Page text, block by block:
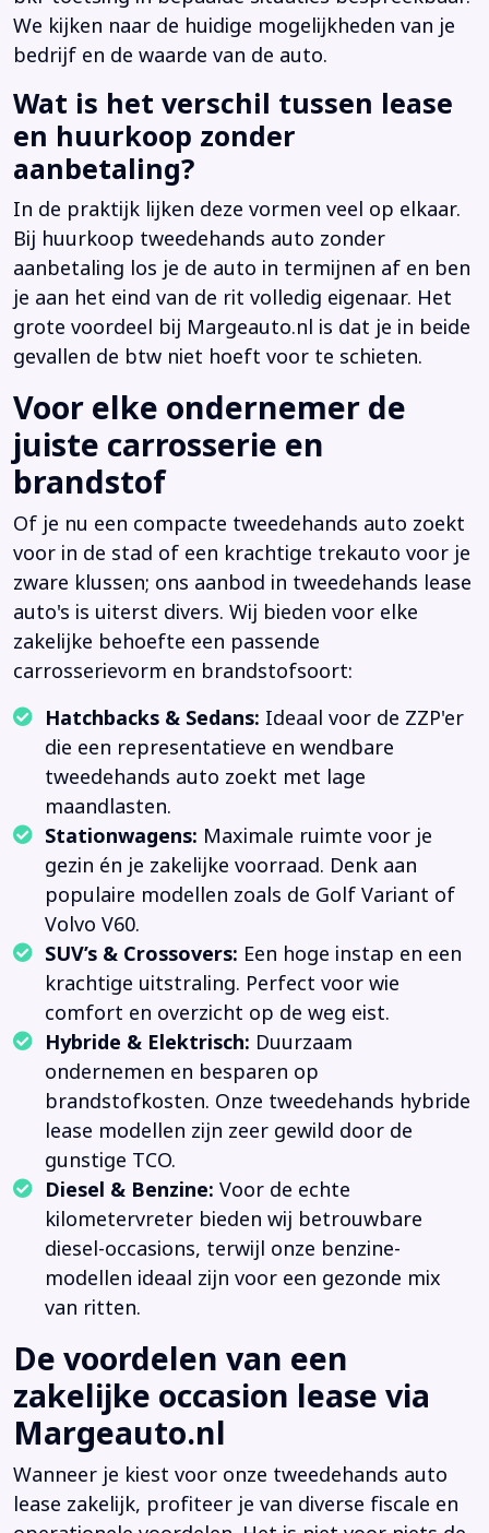
We kijken naar de huidige mogelijkheden van je
bedrijf en de waarde van de auto.
Wat is het verschil tussen lease
en huurkoop zonder
aanbetaling?
In de praktijk lijken deze vormen veel op elkaar.
Bij huurkoop tweedehands auto zonder
aanbetaling los je de auto in termijnen af en ben
je aan het eind van de rit volledig eigenaar. Het
grote voordeel bij Margeauto.nl is dat je in beide
gevallen de btw niet hoeft voor te schieten.
Voor elke ondernemer de
juiste carrosserie en
brandstof
Of je nu een compacte tweedehands auto zoekt
voor in de stad of een krachtige trekauto voor je
zware klussen; ons aanbod in tweedehands lease
auto's is uiterst divers. Wij bieden voor elke
zakelijke behoefte een passende
carrosserievorm en brandstofsoort:
Hatchbacks & Sedans: Ideaal voor de ZZP'er
die een representatieve en wendbare
tweedehands auto zoekt met lage
maandlasten.
Stationwagens: Maximale ruimte voor je
gezin én je zakelijke voorraad. Denk aan
populaire modellen zoals de Golf Variant of
Volvo V60.
SUV’s & Crossovers: Een hoge instap en een
krachtige uitstraling. Perfect voor wie
comfort en overzicht op de weg eist.
Hybride & Elektrisch: Duurzaam
ondernemen en besparen op
brandstofkosten. Onze tweedehands hybride
lease modellen zijn zeer gewild door de
gunstige TCO.
Diesel & Benzine: Voor de echte
kilometervreter bieden wij betrouwbare
diesel-occasions, terwijl onze benzine-
modellen ideaal zijn voor een gezonde mix
van ritten.
De voordelen van een
zakelijke occasion lease via
Margeauto.nl
Wanneer je kiest voor onze tweedehands auto
lease zakelijk, profiteer je van diverse fiscale en